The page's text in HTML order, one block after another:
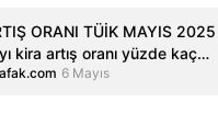
ORANI TÜİK MAYIS 2025 |
kira artış oranı yüzde kaç
kira zammı nasıl
6 Mayıs